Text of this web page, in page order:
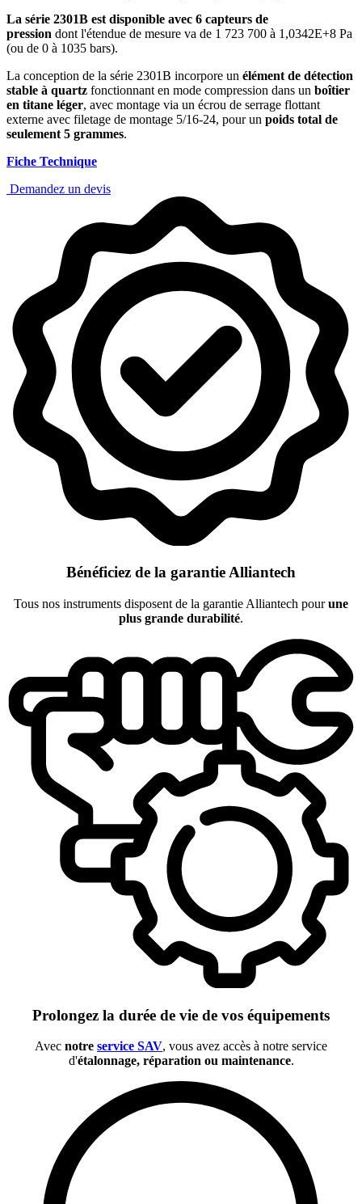
La série 2301B est disponible avec 6 capteurs de
pression dont l'étendue de mesure va de 1 723 700 à 1,0342E+8 Pa
(ou de 0 à 1035 bars).
La conception de la série 2301B incorpore un élément de détection
stable à quartz fonctionnant en mode compression dans un boîtier
en titane léger, avec montage via un écrou de serrage flottant
externe avec filetage de montage 5/16-24, pour un poids total de
seulement 5 grammes.
Fiche Technique
Demandez un devis
Bénéficiez de la garantie Alliantech
Tous nos instruments disposent de la garantie Alliantech pourune
plus grande durabilité.
Prolongez la durée de vie de vos équipements
Avec notre service SAV, vous avez accès à notre service
d'étalonnage, réparation ou maintenance.